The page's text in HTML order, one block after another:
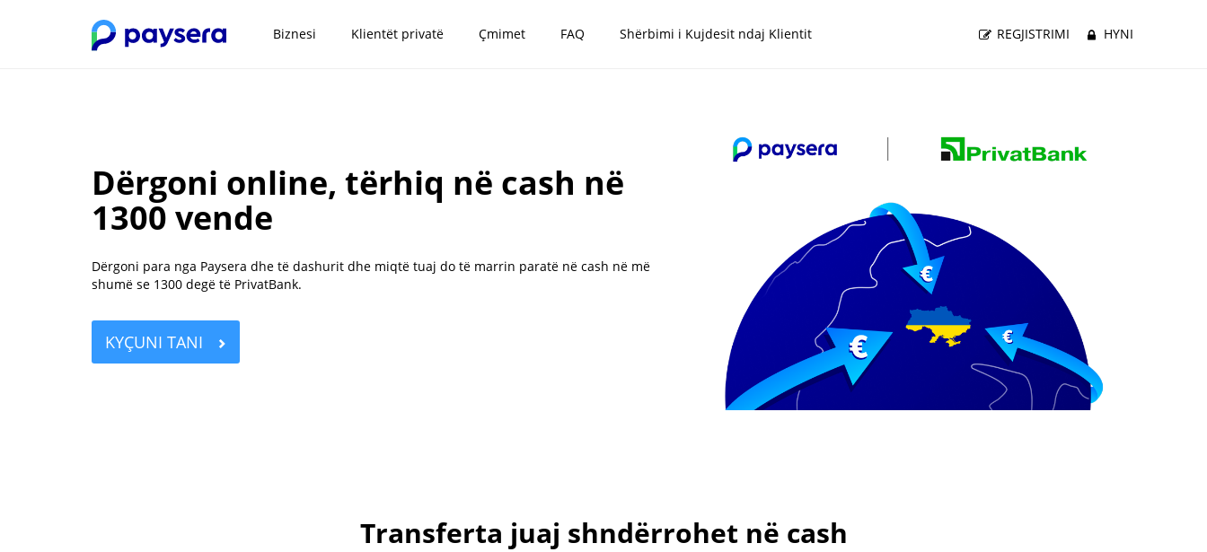
Biznesi Klientët privatë Çmimet FAQ Shërbimi i Kujdesit ndaj Klientit REGJISTRIMI HYNI
Dërgoni online, tërhiq në cash në
1300 vende
Dërgoni para nga Paysera dhe të dashurit dhe miqtë tuaj do të marrin paratë në cash në më
shumë se 1300 degë të PrivatBank.
KYÇUNI TANI
Transferta juaj shndërrohet në cash